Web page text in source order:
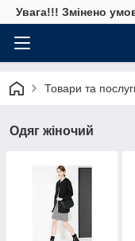
Увага!!! Змінено
Товари та
Одяг жіночий